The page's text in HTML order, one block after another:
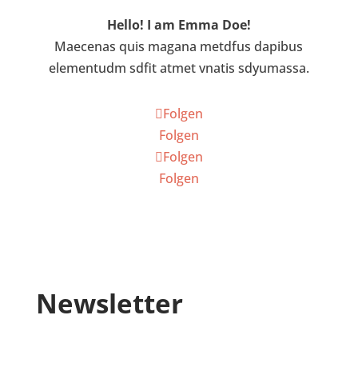
Hello! I am Emma Doe!
Maecenas quis magana metdfus dapibus
elementudm sdfit atmet vnatis sdyumassa.
Folgen
Folgen
Folgen
Folgen
Newsletter